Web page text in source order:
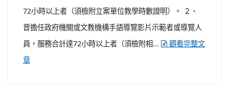
72小時以上者（須檢附立案單位教學時數證明）。 ２、
曾擔任政府機關或文教機構手語導覽影片示範者或導覽人
員，服務合計達72小時以上者（須檢附相...
觀看完整文
章